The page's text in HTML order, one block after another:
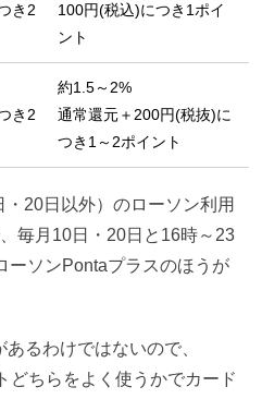
き2
100円(税込)につき1ポイ
ント
き2
約1.5～2%
通常還元＋200円(税抜)に
つき1～2ポイント
20日以外）のローソン利用
毎月10日・20日と16時～23
ーソンPontaプラスのほうが
るわけではないので、
どちらをよく使うかでカード